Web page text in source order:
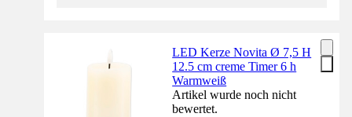
LED Kerze Novita Ø 7,5 H
12.5 cm creme Timer 6 h
Warmweiß
Artikel wurde noch nicht
bewertet.